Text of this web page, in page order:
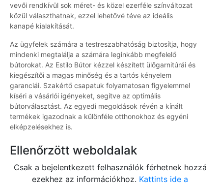
vevői rendkívül sok méret- és közel ezerféle színváltozat
közül választhatnak, ezzel lehetővé téve az ideális
kanapé kialakítását.
Az ügyfelek számára a testreszabhatóság biztosítja, hogy
mindenki megtalálja a számára leginkább megfelelő
bútorokat. Az Estilo Bútor kézzel készített ülőgarnitúrái és
kiegészítői a magas minőség és a tartós kényelem
garanciái. Szakértő csapatuk folyamatosan figyelemmel
kíséri a vásárlói igényeket, segítve az optimális
bútorválasztást. Az egyedi megoldások révén a kínált
termékek igazodnak a különféle otthonokhoz és egyéni
elképzelésekhez is.
Ellenőrzött weboldalak
Csak a bejelentkezett felhasználók férhetnek hozzá
ezekhez az információkhoz. Kattints ide a